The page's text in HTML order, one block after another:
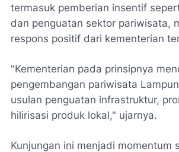
termasuk pemberian insentif
dan penguatan sektor pariwisata,
respons positif dari kementerian
"Kementerian pada prinsipnya
pengembangan pariwisata
usulan penguatan infrastruktur,
hilirisasi produk lokal," ujarnya.
Kunjungan ini menjadi momentum